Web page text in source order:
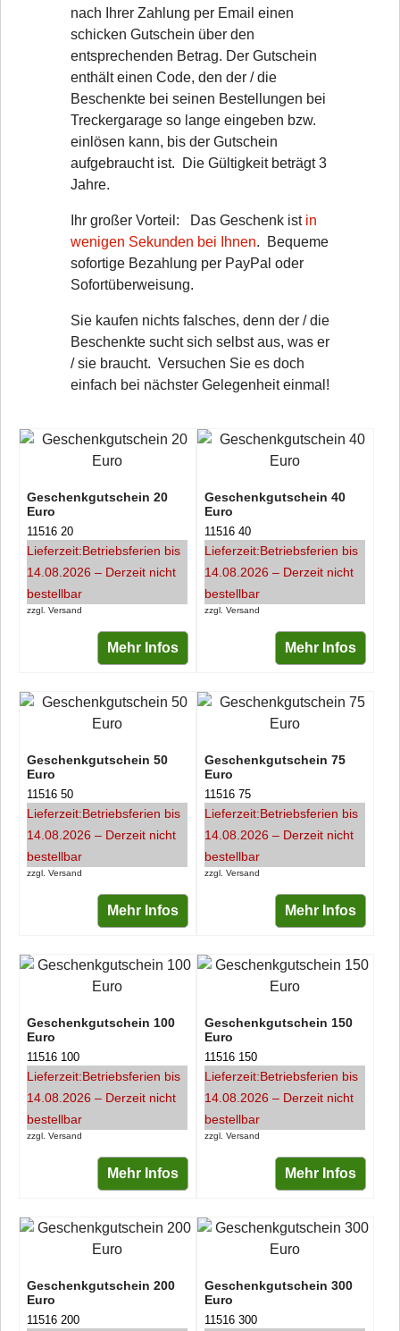
nach Ihrer Zahlung per Email einen
schicken Gutschein über den
entsprechenden Betrag. Der Gutschein
enthält einen Code, den der / die
Beschenkte bei seinen Bestellungen bei
Treckergarage so lange eingeben bzw.
einlösen kann, bis der Gutschein
aufgebraucht ist. Die Gültigkeit beträgt 3
Jahre.
Ihr großer Vorteil: Das Geschenk ist in
wenigen Sekunden bei Ihnen. Bequeme
sofortige Bezahlung per PayPal oder
Sofortüberweisung.
Sie kaufen nichts falsches, denn der / die
Beschenkte sucht sich selbst aus, was er
/ sie braucht. Versuchen Sie es doch
einfach bei nächster Gelegenheit einmal!
Geschenkgutschein 20
Euro
zzgl. Versand
11516 20
Lieferzeit:Betriebsferien bis
14.08.2026 – Derzeit nicht
bestellbar
Mehr Infos
Geschenkgutschein 40
Euro
zzgl. Versand
11516 40
Lieferzeit:Betriebsferien bis
14.08.2026 – Derzeit nicht
bestellbar
Mehr Infos
Geschenkgutschein 50
Euro
zzgl. Versand
11516 50
Lieferzeit:Betriebsferien bis
14.08.2026 – Derzeit nicht
bestellbar
Mehr Infos
Geschenkgutschein 75
Euro
zzgl. Versand
11516 75
Lieferzeit:Betriebsferien bis
14.08.2026 – Derzeit nicht
bestellbar
Mehr Infos
Geschenkgutschein 100
Euro
zzgl. Versand
11516 100
Lieferzeit:Betriebsferien bis
14.08.2026 – Derzeit nicht
bestellbar
Mehr Infos
Geschenkgutschein 150
Euro
zzgl. Versand
11516 150
Lieferzeit:Betriebsferien bis
14.08.2026 – Derzeit nicht
bestellbar
Mehr Infos
Geschenkgutschein 200
Euro
11516 200
Geschenkgutschein 300
Euro
11516 300